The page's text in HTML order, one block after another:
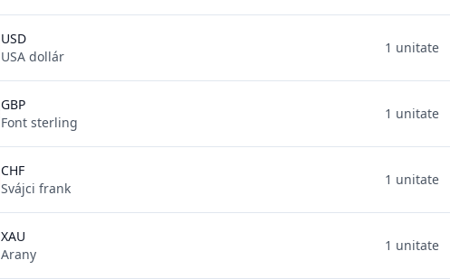
USD
USA dollár
1 unitate
GBP
Font sterling
1 unitate
CHF
Svájci frank
1 unitate
XAU
Arany
1 unitate